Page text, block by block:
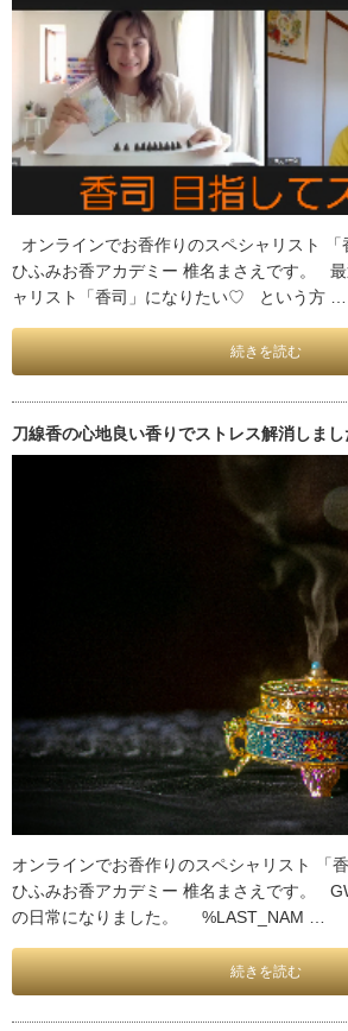
オンラインでお香作りのスペシャリスト
ひふみお香アカデミー 椎名まさえです。
ャリスト「香司」になりたい♡ という方 …
続きを読む
刀線香の心地良い香りでストレス解消しまし
オンラインでお香作りのスペシャリスト 「
ひふみお香アカデミー 椎名まさえです。
の日常になりました。 %LAST_NAM …
続きを読む